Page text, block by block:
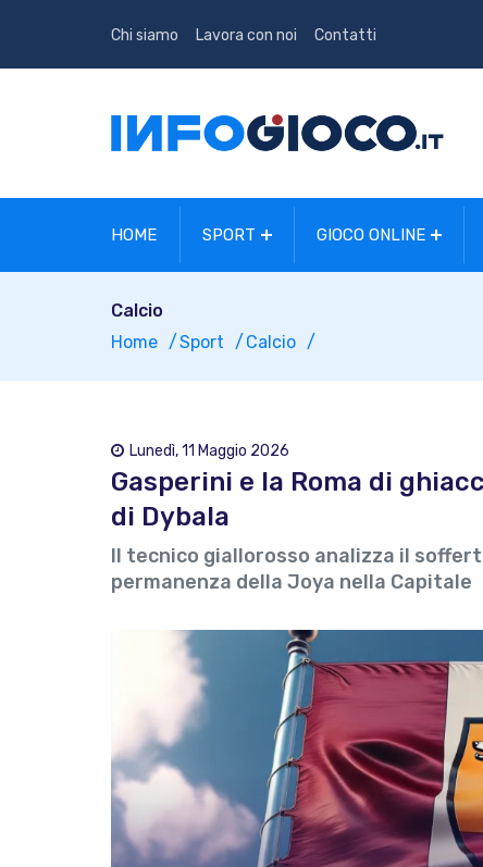
Chi siamo Lavora con noi Contatti
HOME SPORT GIOCO ONLINE
Calcio
Home
Sport Calcio
Lunedì, 11 Maggio 2026
Gasperini e la Roma di
di Dybala
Il tecnico giallorosso analizza il
permanenza della Joya nella Capitale